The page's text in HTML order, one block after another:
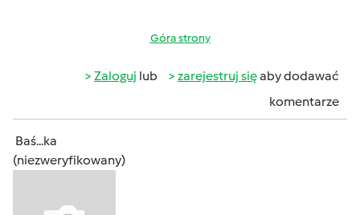
Góra strony
Zaloguj lub zarejestruj sięaby dodawać
komentarze
Baś...ka
(niezweryfikowany)